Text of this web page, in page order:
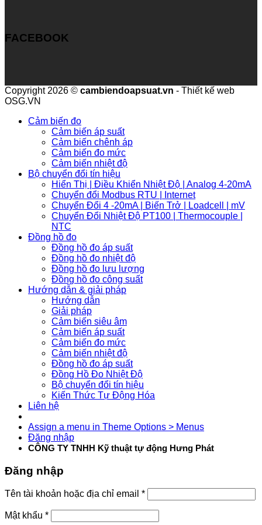
FACEBOOK
Copyright 2026 © cambiendoapsuat.vn - Thiết kế web
OSG.VN
Cảm biến đo
Cảm biến áp suất
Cảm biến chênh áp
Cảm biến đo mức
Cảm biến nhiệt độ
Bộ chuyển đổi tín hiệu
Hiển Thị | Điều Khiển Nhiệt Độ | Analog 4-20mA
Chuyển đổi Modbus RTU | Internet
Chuyển Đổi 4 -20mA | Biến Trở | Loadcell | mV
Chuyển Đổi Nhiệt Độ PT100 | Thermocouple |
NTC
Đồng hồ đo
Đồng hồ đo áp suất
Đồng hồ đo nhiệt độ
Đồng hồ đo lưu lượng
Đồng hồ đo công suất
Hướng dẫn & giải pháp
Hướng dẫn
Giải pháp
Cảm biến siêu âm
Cảm biến áp suất
Cảm biến đo mức
Cảm biến nhiệt độ
Đồng hồ đo áp suất
Đồng Hồ Đo Nhiệt Độ
Bộ chuyển đổi tín hiệu
Kiến Thức Tự Động Hóa
Liên hệ
Assign a menu in Theme Options > Menus
Đăng nhập
CÔNG TY TNHH Kỹ thuật tự động Hưng Phát
Đăng nhập
Tên tài khoản hoặc địa chỉ email *
Mật khẩu *